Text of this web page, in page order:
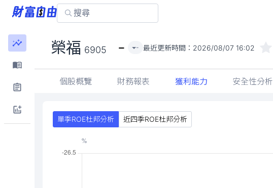
榮福 6905 - - 最近更新時間： 2026/08/07 16:02
個股概覽 財務報表 獲利能力 安全性分析
單季ROE杜邦分析 近四季ROE杜邦分析